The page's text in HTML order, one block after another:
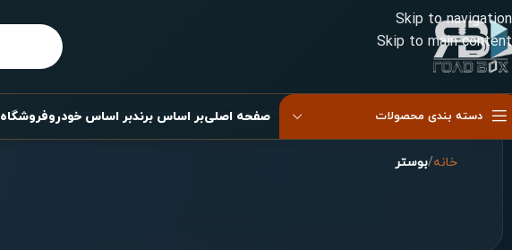
Skip to navigation
Skip to main content
دسته بندی محصولات
کیسه باد صندلی
صفحه اصلیبر اساس برندبر اساس خودروفروشگاه
خانه/بوستر